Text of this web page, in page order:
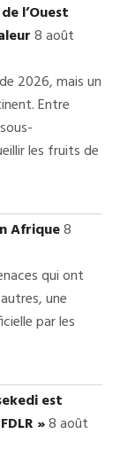
l’Ouest
8 août
2026, mais un
Entre
les fruits de
Afrique8
qui ont
une
par les
est
»8 août